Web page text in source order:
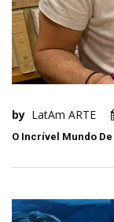
by LatAm ARTE
O Incrível Mundo